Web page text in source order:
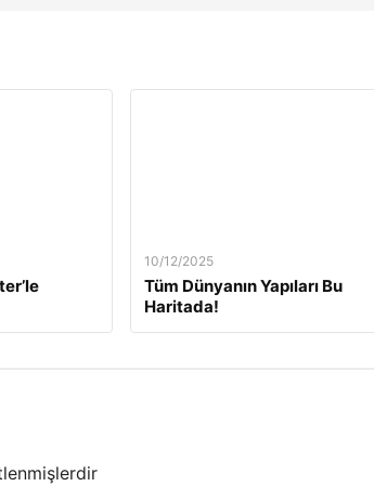
10/12/2025
Tüm Dünyanın Yapıları Bu
Haritada!